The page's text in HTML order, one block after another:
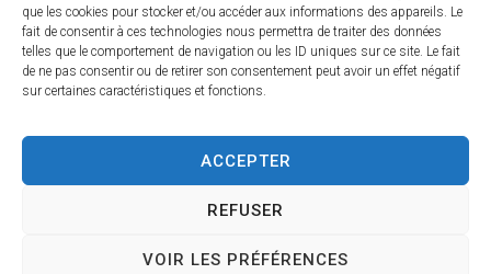
que les cookies pour stocker et/ou accéder aux informations des appareils. Le
fait de consentir à ces technologies nous permettra de traiter des données
telles que le comportement de navigation ou les ID uniques sur ce site. Le fait
de ne pas consentir ou de retirer son consentement peut avoir un effet négatif
sur certaines caractéristiques et fonctions.
ACCEPTER
REFUSER
VOIR LES PRÉFÉRENCES
Contact
Horaires d’ouverture
Du lundi au vendredi :
et de 13h30 à 17h